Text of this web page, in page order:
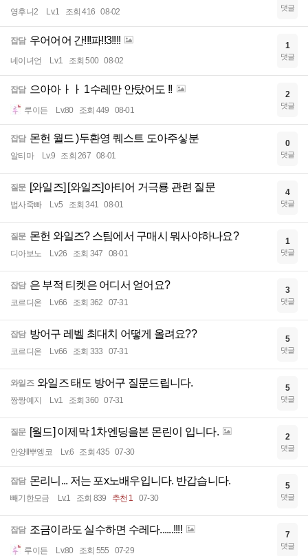
영후니2 Lv.1 조회 416 08-02 댓글
잡담 우어어어 간!!!파!!3!!!!
네이녀언 Lv.1 조회 500 08-02
1
댓글
잡담 으아아ㅏㅏ 1수레만 안탔어도 !!
루이든 Lv.80 조회 449 08-01
2
댓글
잡담 몬헌 월드 )두환영 퀘스트 도아주싷분
알티마 Lv.9 조회 267 08-01
0
댓글
질문 [와일즈] [와일즈]아티어 거극룡 관련 질문
법사죽빠 Lv.5 조회 341 08-01
4
댓글
질문 몬헌 와일즈? 스팀에서 구매시 뭐사야하나요?
디아보노 Lv.26 조회 347 08-01
1
댓글
잡담 은 부적 티켓은 어디서 얻어요?
코르디온 Lv.66 조회 362 07-31
3
댓글
잡담 방어구 레벨 최대치 어떻게 올려요??
코르디온 Lv.66 조회 333 07-31
5
댓글
와일즈 와일즈 태도 방어구 질문드립니다.
짱짱예지 Lv.1 조회 360 07-31
5
댓글
질문 [월드] 이제막 1차엔딩을본 몬린이 입니다.
안양ll뿌엥코 Lv.6 조회 435 07-30
2
댓글
잡담 몬리니... 저는 포x노배우입니다. 반갑습니다.
빼기한모금 Lv.1 조회 839 추천 1 07-30
5
댓글
잡담 조금이라도 실수하면 수레다......!!!!
루이든 Lv.80 조회 555 07-29
7
댓글